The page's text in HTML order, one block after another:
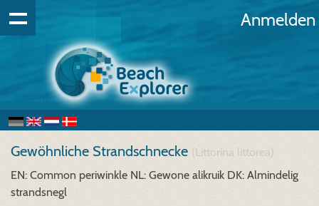
Anmelden
Gewöhnliche Strandschnecke (Littorina littorea)
EN: Common periwinkle NL: Gewone alikruik DK: Almindelig
strandsnegl